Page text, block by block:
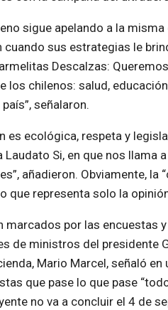
sigue apelando a la
cuando sus estrategias le
Descalzas:
los chilenos: salud,
señalaron.
es ecológica, respeta y
Si, en que nos llama
añadieron. Obviamente,
que representa solo la
marcados por las encuestas
de ministros del presidente
Mario Marcel, señaló en
que pase lo que pase
no va a concluir el 4 de